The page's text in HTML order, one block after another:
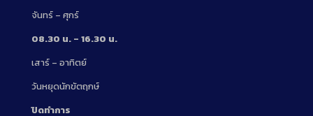
จันทร์ – ศุกร์
08.30 น. – 16.30 น.
เสาร์ – อาทิตย์
วันหยุดนักขัตฤกษ์
ปิดทำการ